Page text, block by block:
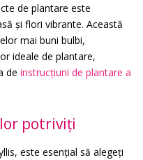
de plantare este
și flori vibrante. Această
mai buni bulbi,
ideale de plantare,
de instrucțiuni de plantare a
potriviți
este esențial să alegeți